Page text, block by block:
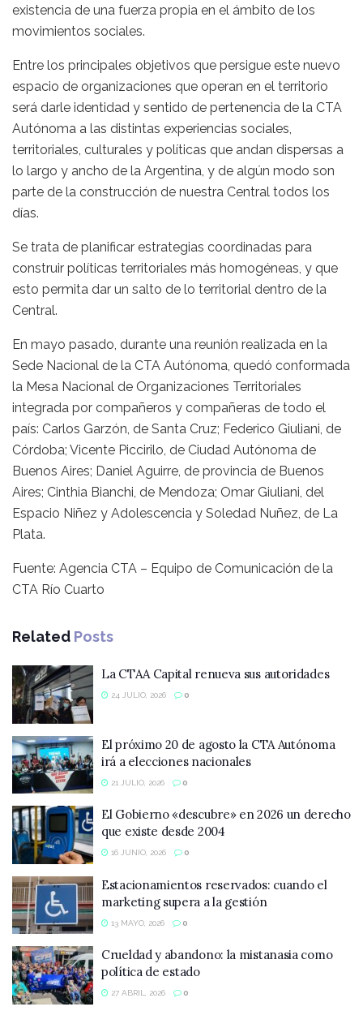
existencia de una fuerza propia en el ámbito de los
movimientos sociales.
Entre los principales objetivos que persigue este nuevo
espacio de organizaciones que operan en el territorio
será darle identidad y sentido de pertenencia de la CTA
Autónoma a las distintas experiencias sociales,
territoriales, culturales y políticas que andan dispersas a
lo largo y ancho de la Argentina, y de algún modo son
parte de la construcción de nuestra Central todos los
días.
Se trata de planificar estrategias coordinadas para
construir políticas territoriales más homogéneas, y que
esto permita dar un salto de lo territorial dentro de la
Central.
En mayo pasado, durante una reunión realizada en la
Sede Nacional de la CTA Autónoma, quedó conformada
la Mesa Nacional de Organizaciones Territoriales
integrada por compañeros y compañeras de todo el
país: Carlos Garzón, de Santa Cruz; Federico Giuliani, de
Córdoba; Vicente Piccirilo, de Ciudad Autónoma de
Buenos Aires; Daniel Aguirre, de provincia de Buenos
Aires; Cinthia Bianchi, de Mendoza; Omar Giuliani, del
Espacio Niñez y Adolescencia y Soledad Nuñez, de La
Plata.
Fuente: Agencia CTA – Equipo de Comunicación de la
CTA Río Cuarto
Related Posts
La CTAA Capital renueva sus autoridades
24 JULIO, 2026 0
El próximo 20 de agosto la CTA Autónoma
irá a elecciones nacionales
21 JULIO, 2026 0
El Gobierno «descubre» en 2026 un derecho
que existe desde 2004
16 JUNIO, 2026 0
Estacionamientos reservados: cuando el
marketing supera a la gestión
13 MAYO, 2026 0
Crueldad y abandono: la mistanasia como
política de estado
27 ABRIL, 2026 0